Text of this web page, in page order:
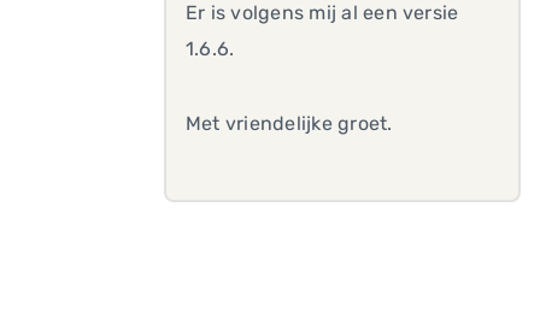
Er is volgens mij al een versie
1.6.6.
Met vriendelijke groet.